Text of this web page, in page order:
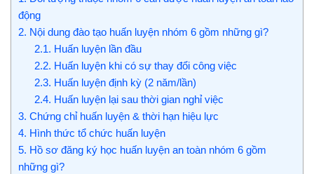
động
2. Nội dung đào tạo huấn luyện nhóm 6 gồm những gì?
2.1. Huấn luyện lần đầu
2.2. Huấn luyện khi có sự thay đổi công việc
2.3. Huấn luyện định kỳ (2 năm/lần)
2.4. Huấn luyện lại sau thời gian nghỉ việc
3. Chứng chỉ huấn luyện & thời hạn hiệu lực
4. Hình thức tổ chức huấn luyện
5. Hồ sơ đăng ký học huấn luyện an toàn nhóm 6 gồm
những gì?